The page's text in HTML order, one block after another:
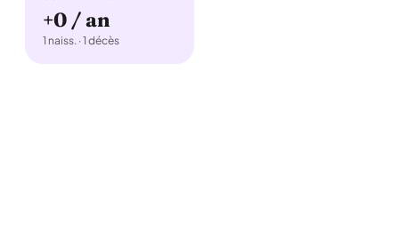
+0 / an
1 naiss. · 1 décès